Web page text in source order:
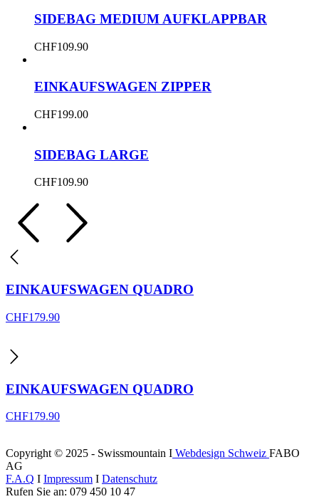
SIDEBAG MEDIUM AUFKLAPPBAR
CHF109.90
EINKAUFSWAGEN ZIPPER
CHF199.00
SIDEBAG LARGE
CHF109.90
EINKAUFSWAGEN QUADRO
CHF179.90
EINKAUFSWAGEN QUADRO
CHF179.90
Copyright © 2025 - Swissmountain I Webdesign Schweiz FABO
AG
F.A.Q I Impressum I Datenschutz
Rufen Sie an: 079 450 10 47